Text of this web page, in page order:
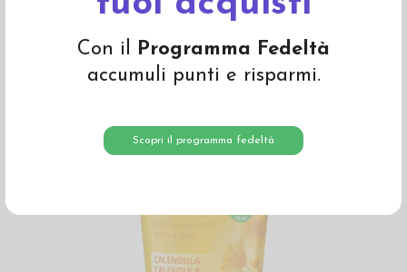
Con il Programma Fedeltà
accumuli punti e risparmi.
Scopri il programma fedeltà